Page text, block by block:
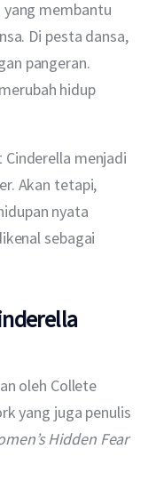
yang membantu
Di pesta dansa,
pangeran.
hidup
menjadi
Akan tetapi,
nyata
sebagai
oleh Collete
yang juga penulis
Hidden Fear